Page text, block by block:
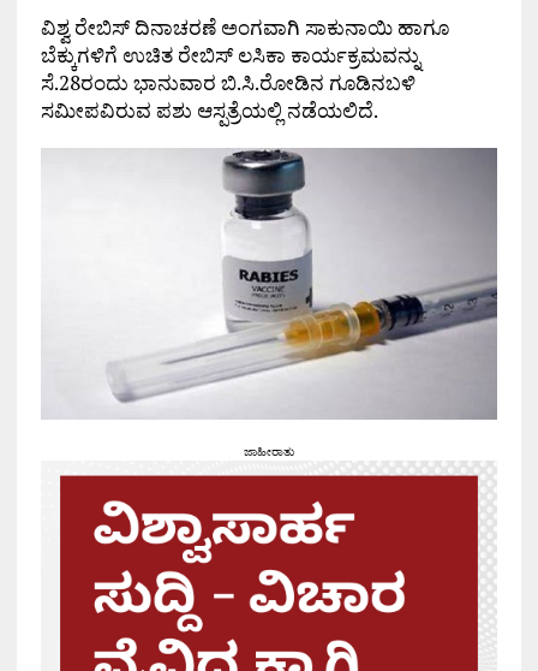
ವಿಶ್ವ ರೇಬಿಸ್ ದಿನಾಚರಣೆ ಅಂಗವಾಗಿ ಸಾಕುನಾಯಿ ಹಾಗೂ
ಬೆಕ್ಕುಗಳಿಗೆ ಉಚಿತ ರೇಬಿಸ್ ಲಸಿಕಾ ಕಾರ್ಯಕ್ರಮವನ್ನು
ಸೆ.28ರಂದು ಭಾನುವಾರ ಬಿ.ಸಿ.ರೋಡಿನ ಗೂಡಿನಬಳಿ
ಸಮೀಪವಿರುವ ಪಶು ಆಸ್ಪತ್ರೆಯಲ್ಲಿ ನಡೆಯಲಿದೆ.
ಜಾಹೀರಾತು